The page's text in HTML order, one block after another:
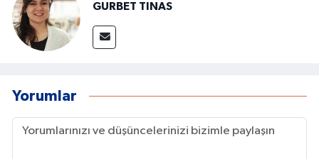
GURBET TINAS
Yorumlar